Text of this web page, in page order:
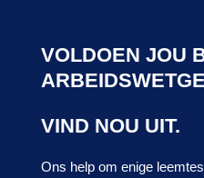
VOLDOEN JOU
VIND NOU UIT.
Ons help om enige